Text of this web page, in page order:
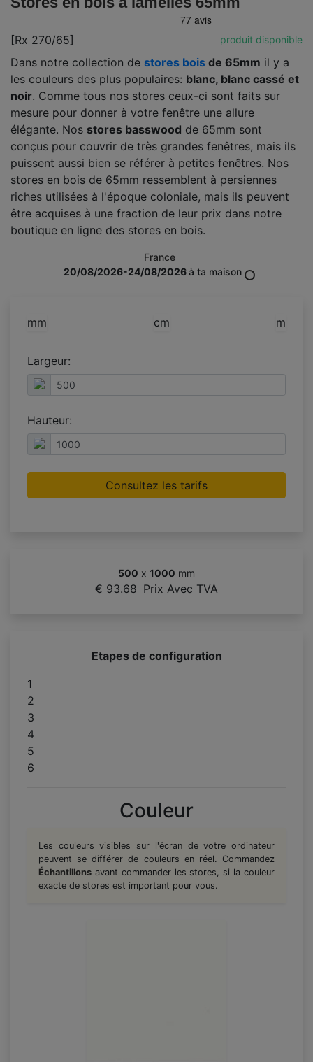
[Rx 270/65] produit disponible
Dans notre collection de stores bois de 65mm il y a
les couleurs des plus populaires: blanc, blanc cassé et
noir. Comme tous nos stores ceux-ci sont faits sur
mesure pour donner à votre fenêtre une allure
élégante. Nos stores basswood de 65mm sont
conçus pour couvrir de très grandes fenêtres, mais ils
puissent aussi bien se référer à petites fenêtres. Nos
stores en bois de 65mm ressemblent à persiennes
riches utilisées à l'époque coloniale, mais ils peuvent
être acquises à une fraction de leur prix dans notre
boutique en ligne des stores en bois.
France
20/08/2026-24/08/2026à ta maison
mm cm m
Largeur:
Hauteur:
Consultez les tarifs
500 x 1000 mm
€ 93.68 Prix Avec TVA
Etapes de configuration
1
2
3
4
5
6
Couleur
Les couleurs visibles sur l'écran de votre ordinateur
peuvent se différer de couleurs en réel. Commandez
Échantillons avant commander les stores, si la couleur
exacte de stores est important pour vous.